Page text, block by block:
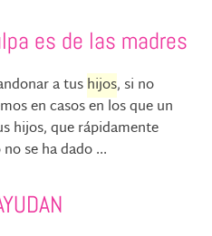
es de las madres
a tushijos, si no
en casos en los que un
hijos, que rápidamente
se ha dado ...